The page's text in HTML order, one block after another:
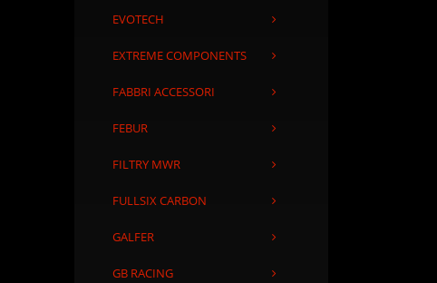
EVOTECH
EXTREME COMPONENTS
FABBRI ACCESSORI
FEBUR
FILTRY MWR
FULLSIX CARBON
GALFER
GB RACING